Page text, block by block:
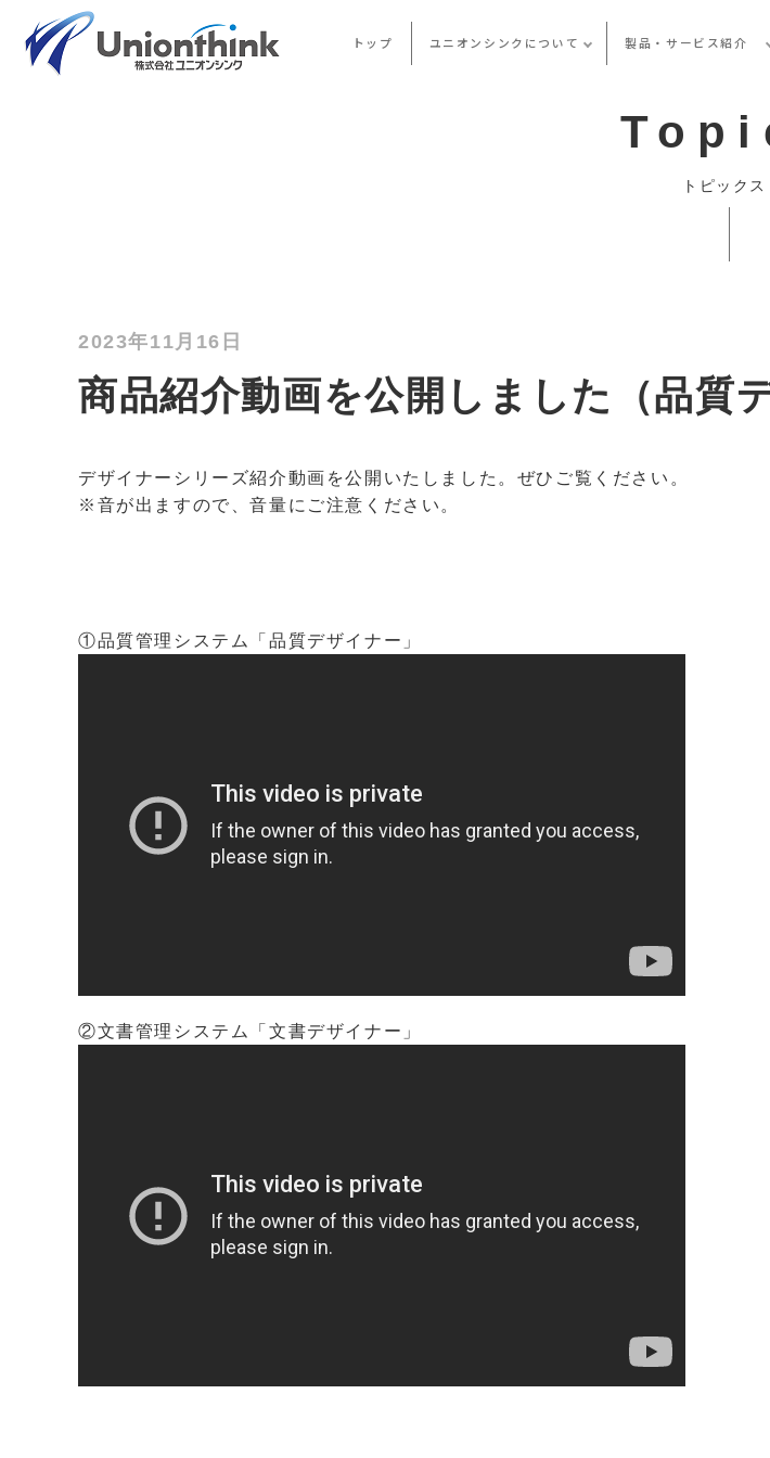
トップ ユニオンシンクについて 製品・サービス紹介
トピックス
2023年11月16日
商品紹介動画を公開しました（品質
デザイナーシリーズ紹介動画を公開いたしました。ぜひご覧ください。
※音が出ますので、音量にご注意ください。
①品質管理システム「品質デザイナー」
②文書管理システム「文書デザイナー」